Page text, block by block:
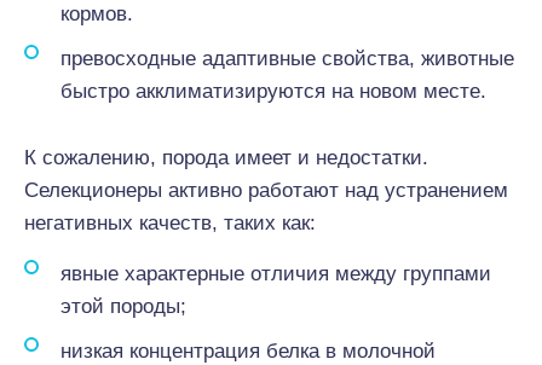
кормов.
превосходные адаптивные свойства, животные
быстро акклиматизируются на новом месте.
К сожалению, порода имеет и недостатки.
Селекционеры активно работают над устранением
негативных качеств, таких как:
явные характерные отличия между группами
этой породы;
низкая концентрация белка в молочной